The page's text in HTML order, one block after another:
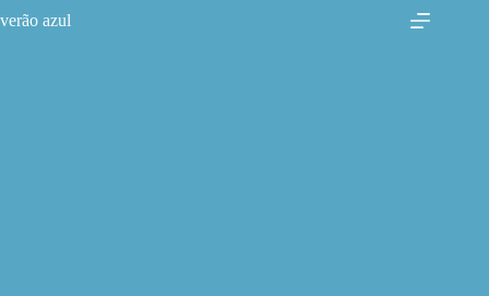
para
verão azul